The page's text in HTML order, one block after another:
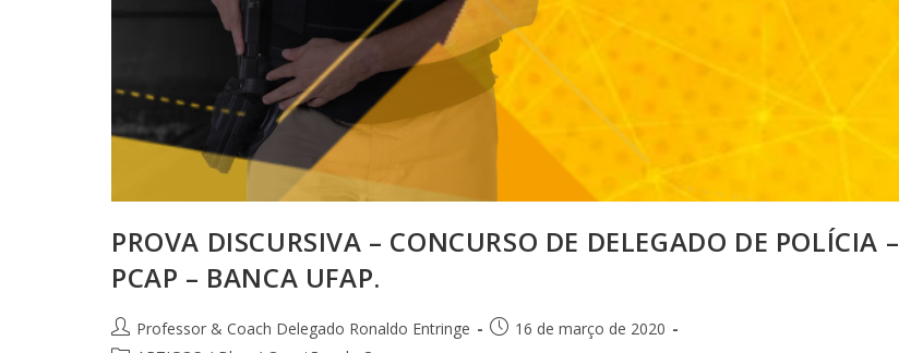
PROVA DISCURSIVA – CONCURSO DE DELEGADO DE POLÍCIA –
PCAP – BANCA UFAP.
Professor & Coach Delegado Ronaldo Entringe
16 de março de 2020